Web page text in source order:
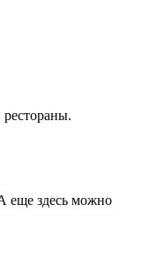
еще здесь можно